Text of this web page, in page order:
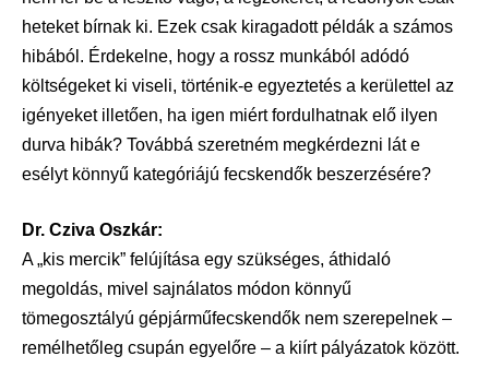
heteket bírnak ki. Ezek csak kiragadott példák a számos
hibából. Érdekelne, hogy a rossz munkából adódó
költségeket ki viseli, történik-e egyeztetés a kerülettel az
igényeket illetően, ha igen miért fordulhatnak elő ilyen
durva hibák? Továbbá szeretném megkérdezni lát e
esélyt könnyű kategóriájú fecskendők beszerzésére?
Dr. Cziva Oszkár:
A „kis mercik” felújítása egy szükséges, áthidaló
megoldás, mivel sajnálatos módon könnyű
tömegosztályú gépjárműfecskendők nem szerepelnek –
remélhetőleg csupán egyelőre – a kiírt pályázatok között.